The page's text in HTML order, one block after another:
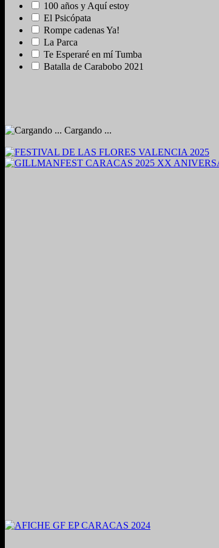
100 años y Aquí estoy
El Psicópata
Rompe cadenas Ya!
La Parca
Te Esperaré en mí Tumba
Batalla de Carabobo 2021
Cargando ...